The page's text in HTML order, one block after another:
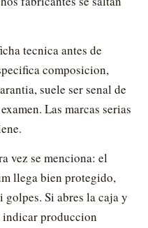
tecnica antes de
composicion,
suele ser senal de
Las marcas serias
vez se menciona: el
llega bien protegido,
Si abres la caja y
indicar produccion